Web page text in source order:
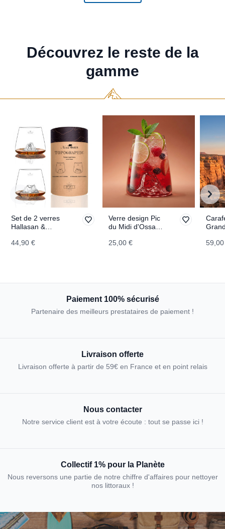
Découvrez le reste de la
gamme
Set de 2 verres
Hallasan &
TOPOGRAPHIC
44,90 €
Verre design Pic
du Midi d'Ossau
25,00 €
Paiement 100% sécurisé
Partenaire des meilleurs prestataires de paiement !
Livraison offerte
Livraison offerte à partir de 59€ en France et en point relais
Nous contacter
Notre service client est à votre écoute : tout se passe ici !
Collectif 1% pour la Planète
Nous reversons une partie de notre chiffre d'affaires pour nettoyer
nos littoraux !